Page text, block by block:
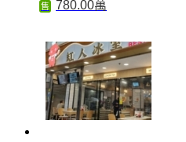
售 780.00萬